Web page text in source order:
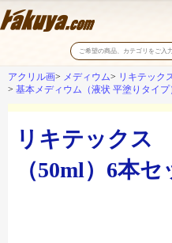
アクリル画 メディウム
リキテック
基本メディウム（液状 平塗りタイプ
リキテックス
（50ml）6本セ